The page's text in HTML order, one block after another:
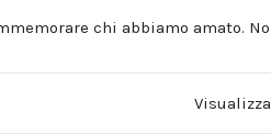
chi abbiamo amato.